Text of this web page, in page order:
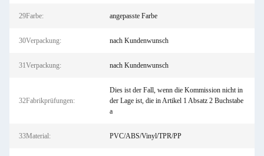
29Farbe: angepasste Farbe
30Verpackung: nach Kundenwunsch
31Verpackung: nach Kundenwunsch
32Fabrikprüfungen:
Dies ist der Fall, wenn die Kommission nicht in
der Lage ist, die in Artikel 1 Absatz 2 Buchstabe
a
33Material: PVC/ABS/Vinyl/TPR/PP